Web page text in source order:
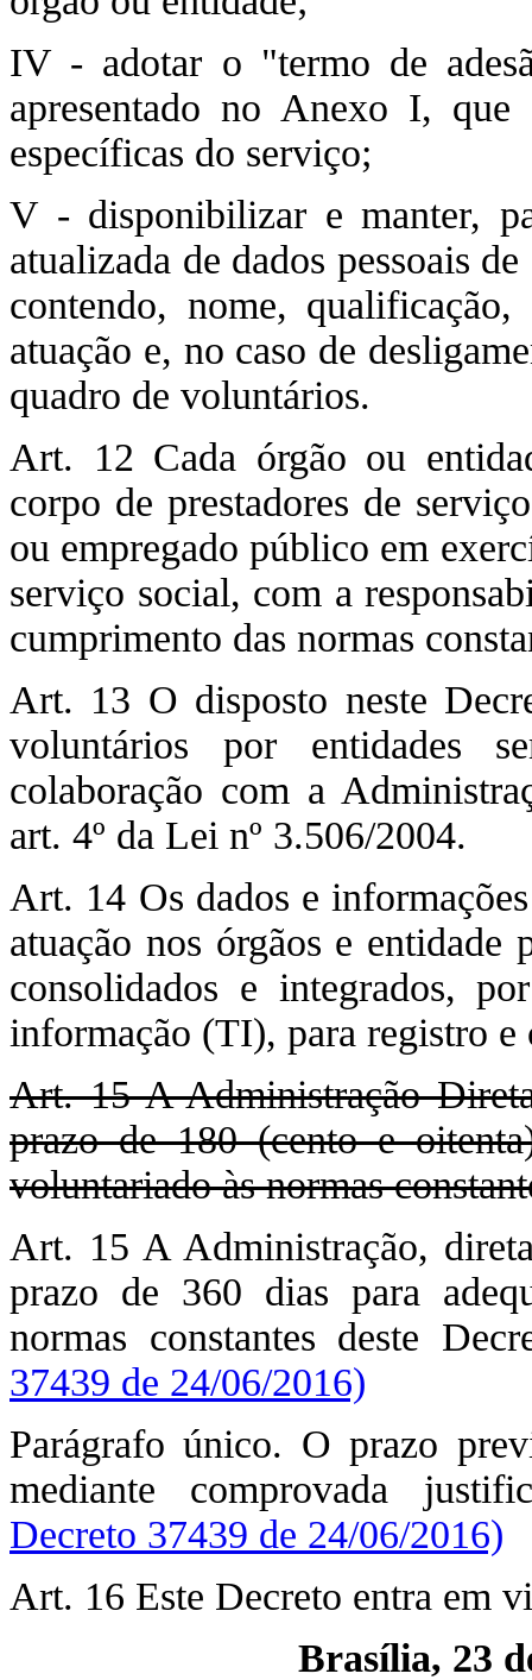
IV - adotar o "termo de
apresentado no Anexo I, que
específicas do serviço;
V - disponibilizar e manter,
atualizada de dados pessoais
contendo, nome,
atuação e, no caso de
quadro de voluntários.
Art. 12 Cada órgão ou
corpo de prestadores de
ou empregado público em
serviço social, com a
cumprimento das normas
Art. 13 O disposto neste
voluntários por entidades
colaboração com a
art. 4º da Lei nº 3.506/2004.
Art. 14 Os dados e
atuação nos órgãos e
consolidados e integrados,
informação (TI), para registro e
Art. 15 A Administração
prazo de 180 (cento e
voluntariado às normas
Art. 15 A Administração,
prazo de 360 dias para
normas constantes deste
37439 de 24/06/2016)
Parágrafo único. O prazo
mediante comprovada
Decreto 37439 de 24/06/2016)
Art. 16 Este Decreto entra em
Brasília, 23